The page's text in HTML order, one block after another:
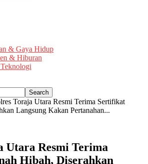
& Gaya Hidup
& Hiburan
Toraja Utara Resmi Terima Sertifikat
Langsung Kakan Pertanahan...
Utara Resmi Terima
Hibah, Diserahkan